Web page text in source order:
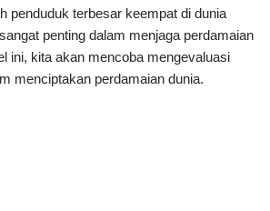
penduduk terbesar keempat di dunia
penting dalam menjaga perdamaian
ini, kita akan mencoba mengevaluasi
menciptakan perdamaian dunia.